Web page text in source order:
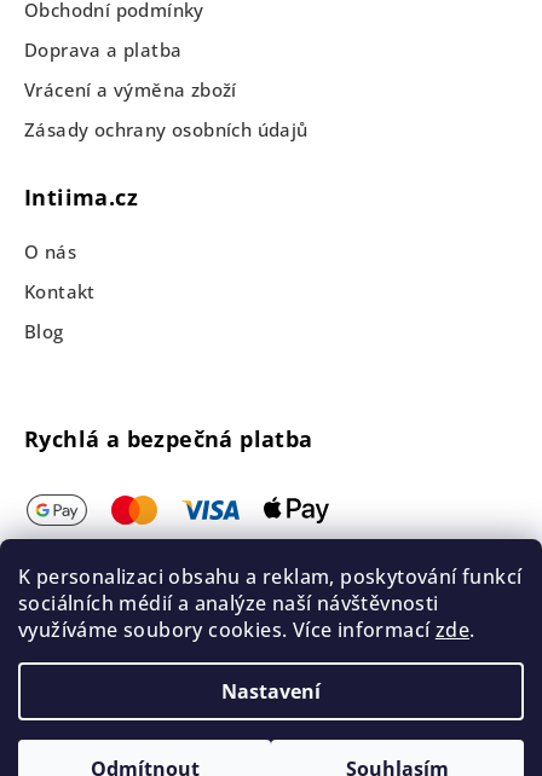
K personalizaci obsahu a reklam, poskytování funkcí
sociálních médií a analýze naší návštěvnosti
využíváme soubory cookies. Více informacízde.
Nastavení
Odmítnout Souhlasím
Obchodní podmínky
Doprava a platba
Vrácení a výměna zboží
Zásady ochrany osobních údajů
Intiima.cz
O nás
Kontakt
Blog
Rychlá a bezpečná platba